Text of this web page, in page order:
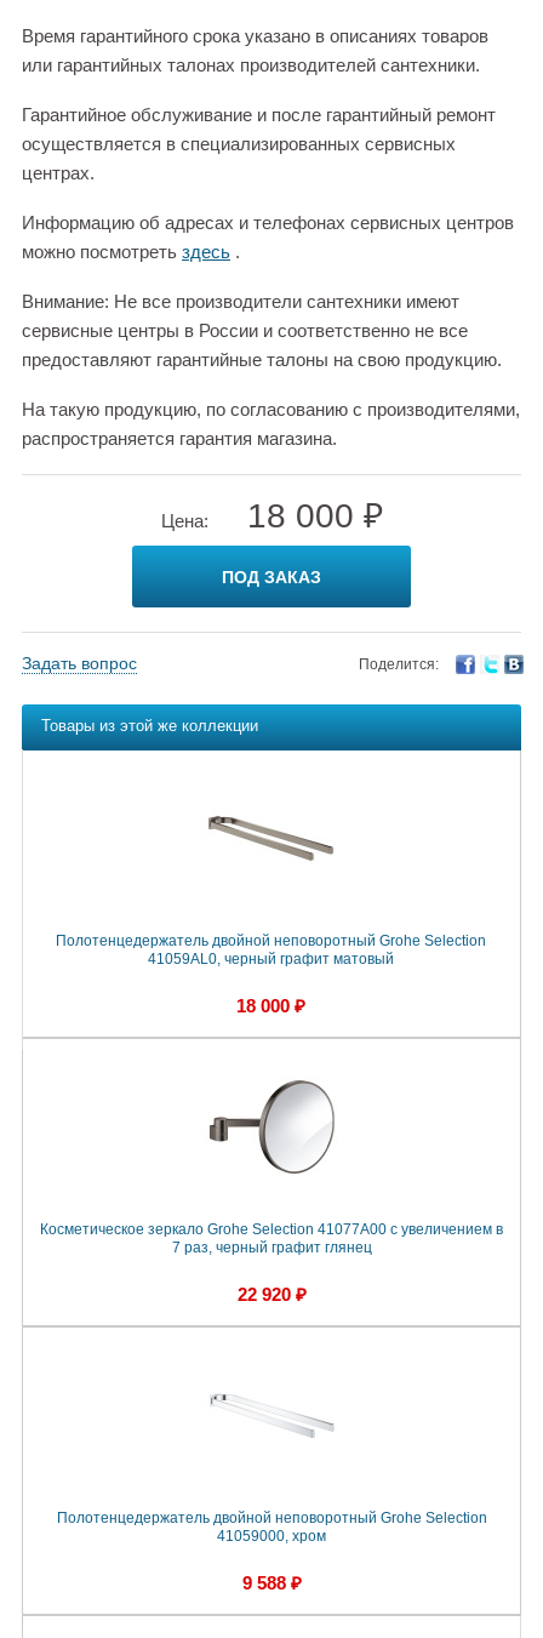
Время гарантийного срока указано в описаниях товаров
или гарантийных талонах производителей сантехники.
Гарантийное обслуживание и после гарантийный ремонт
осуществляется в специализированных сервисных
центрах.
Информацию об адресах и телефонах сервисных центров
можно посмотреть здесь .
Внимание: Не все производители сантехники имеют
сервисные центры в России и соответственно не все
предоставляют гарантийные талоны на свою продукцию.
На такую продукцию, по согласованию с производителями,
распространяется гарантия магазина.
Цена: 18 000 ₽
ПОД ЗАКАЗ
Задать вопрос Поделится:
Товары из этой же коллекции
Полотенцедержатель двойной неповоротный Grohe Selection
41059AL0, черный графит матовый
18 000 ₽
Косметическое зеркало Grohe Selection 41077A00 с увеличением в
7 раз, черный графит глянец
22 920 ₽
Полотенцедержатель двойной неповоротный Grohe Selection
41059000, хром
9 588 ₽